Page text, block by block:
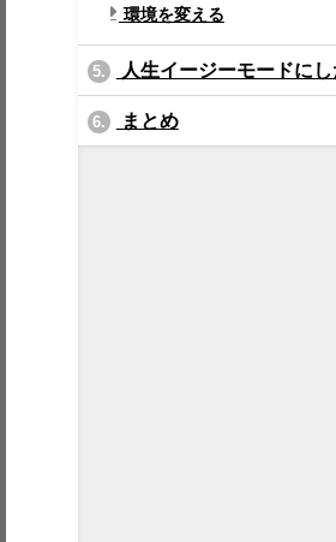
環境を変える
5. 人生イージーモードに
6. まとめ